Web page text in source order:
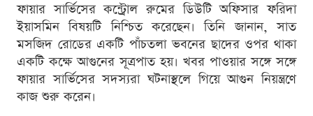
ফায়ার সার্ভিসের কন্ট্রোল রুমের ডিউটি অফিসার ফরিদা
ইয়াসমিন বিষয়টি নিশ্চিত করেছেন। তিনি জানান, সাত
মসজিদ রোডের একটি পাঁচতলা ভবনের ছাদের ওপর থাকা
একটি কক্ষে আগুনের সূত্রপাত হয়। খবর পাওয়ার সঙ্গে সঙ্গে
ফায়ার সার্ভিসের সদস্যরা ঘটনাস্থলে গিয়ে আগুন নিয়ন্ত্রণে
কাজ শুরু করেন।